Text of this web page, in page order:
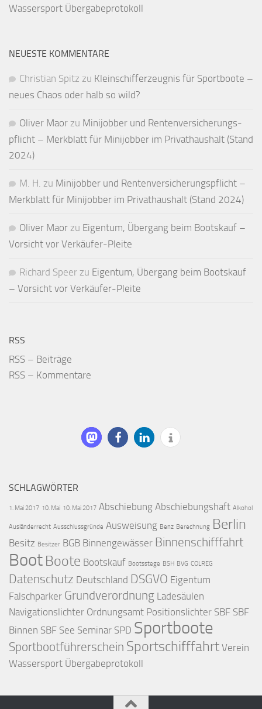
Wassersport Übergabeprotokoll
NEUESTE KOMMENTARE
Christian Spitz zu Kleinschifferzeugnis für Sportboote –
neues Chaos oder halb so wild?
Oliver Maor zu Minijobber und Renten­versicherungs­
pflicht – Merkblatt für Mini­jobber im Privat­haushalt (Stand
2024)
M. H. zu Minijobber und Renten­versicherungs­pflicht –
Merkblatt für Mini­jobber im Privat­haushalt (Stand 2024)
Oliver Maor zu Eigentum, Übergang beim Bootskauf –
Vorsicht vor Verkäufer-Pleite
Richard Speer zu Eigentum, Übergang beim Bootskauf
– Vorsicht vor Verkäufer-Pleite
RSS
RSS – Beiträge
RSS – Kommentare
SCHLAGWÖRTER
1. Mai 2017 10. Mai 10. Mai 2017 Abschiebung Abschiebungshaft Alkohol
Ausländerrecht Ausschlussgründe Ausweisung Benz Berechnung Berlin
Besitz Besitzer BGB Binnengewässer Binnenschifffahrt
Boot Boote Bootskauf Bootsstege BSH BVG COLREG
Datenschutz Deutschland DSGVO Eigentum
Falschparker Grundverordnung Ladesäulen
Navigationslichter Ordnungsamt Positionslichter SBF SBF
Binnen SBF See Seminar SPD Sportboote
Sportbootführerschein Sportschifffahrt Verein
Wassersport Übergabeprotokoll